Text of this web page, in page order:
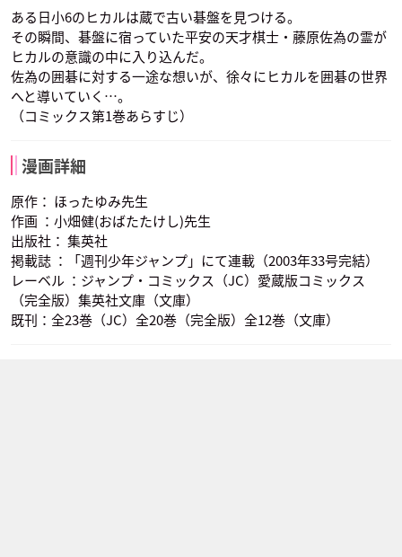
ある日小6のヒカルは蔵で古い碁盤を見つける。
その瞬間、碁盤に宿っていた平安の天才棋士・藤原佐為の霊が
ヒカルの意識の中に入り込んだ。
佐為の囲碁に対する一途な想いが、徐々にヒカルを囲碁の世界
へと導いていく…。
（コミックス第1巻あらすじ）
漫画詳細
原作： ほったゆみ先生
作画 ：小畑健(おばたたけし)先生
出版社： 集英社
掲載誌 ：「週刊少年ジャンプ」にて連載（2003年33号完結）
レーベル ：ジャンプ・コミックス（JC）愛蔵版コミックス
（完全版）集英社文庫（文庫）
既刊：全23巻（JC）全20巻（完全版）全12巻（文庫）